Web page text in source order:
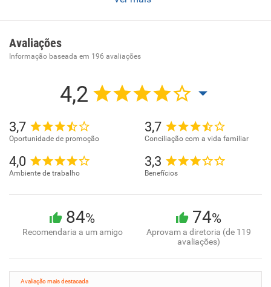
funcional,a fim de que possamos oferecer um serviço
especializado e de qualidade a nossos clientes.
Avaliações
Informação baseada em 196 avaliações
4,2
3,7
Oportunidade de promoção
3,7
Conciliação com a vida familiar
4,0
Ambiente de trabalho
3,3
Benefícios
84%
Recomendaria a um amigo
74%
Aprovam a diretoria (de 119
avaliações)
Avaliação mais destacada